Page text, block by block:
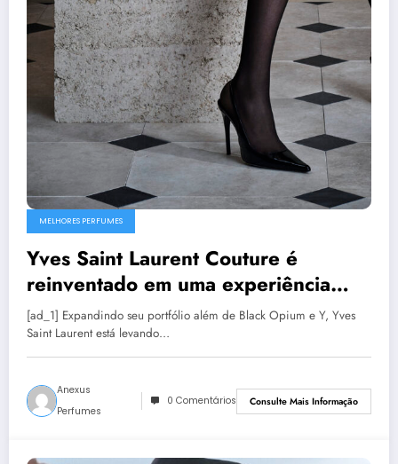
MELHORES PERFUMES
Yves Saint Laurent Couture é
reinventado em uma experiência
olfativa
[ad_1] Expandindo seu portfólio além de Black Opium e Y, Yves
Saint Laurent está levando…
Anexus
Perfumes
0 Comentários Consulte Mais Informação